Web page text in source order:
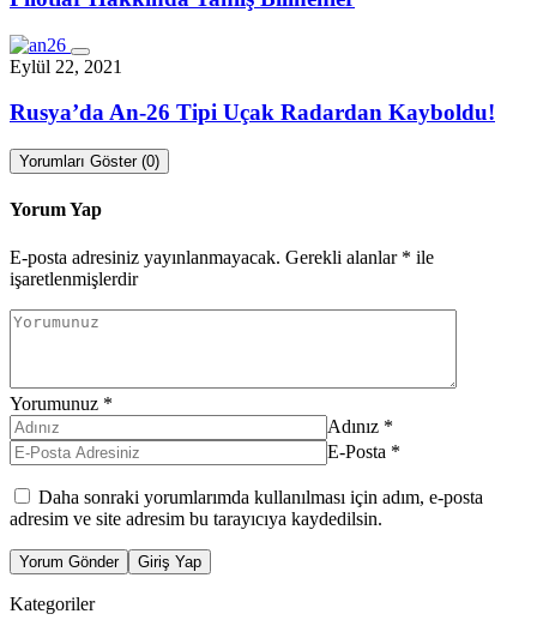
Eylül 22, 2021
Rusya’da An-26 Tipi Uçak Radardan Kayboldu!
Yorumları Göster (0)
Yorum Yap
E-posta adresiniz yayınlanmayacak. Gerekli alanlar * ile
işaretlenmişlerdir
Yorumunuz *
Adınız *
E-Posta *
Daha sonraki yorumlarımda kullanılması için adım, e-posta
adresim ve site adresim bu tarayıcıya kaydedilsin.
Yorum Gönder Giriş Yap
Kategoriler